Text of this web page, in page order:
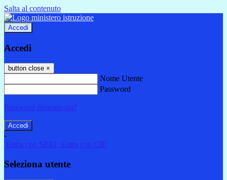
Salta al contenuto
Accedi
Accedi
button close ×
Nome Utente
Password
Password dimenticata?
-
Entra con SPID
Entra con CIE
Seleziona utente